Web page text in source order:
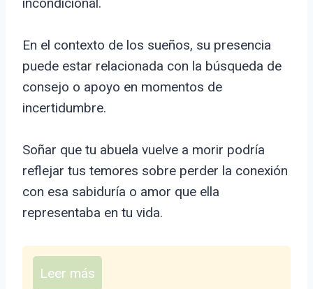
incondicional.
En el contexto de los sueños, su presencia
puede estar relacionada con la búsqueda de
consejo o apoyo en momentos de
incertidumbre.
Soñar que tu abuela vuelve a morir podría
reflejar tus temores sobre perder la conexión
con esa sabiduría o amor que ella
representaba en tu vida.
Leer más